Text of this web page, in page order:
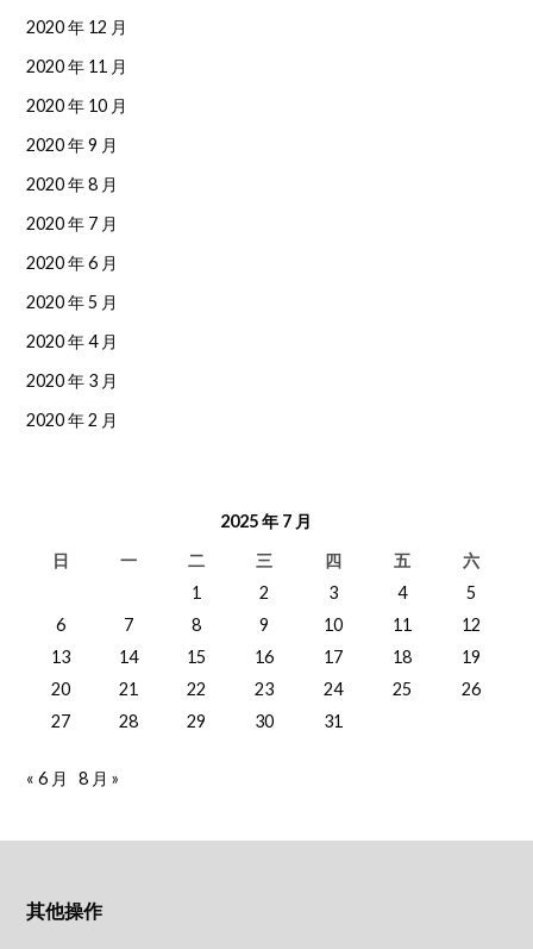
2020 年 12 月
2020 年 11 月
2020 年 10 月
2020 年 9 月
2020 年 8 月
2020 年 7 月
2020 年 6 月
2020 年 5 月
2020 年 4 月
2020 年 3 月
2020 年 2 月
2025 年 7 月
日 一 二 三 四 五 六
1 2 3 4
5
6
7 8 9 10 11
12
13
14 15 16 17 18
19
20
21 22 23 24 25
26
27
28 29 30 31
« 6 月 8 月 »
其他操作